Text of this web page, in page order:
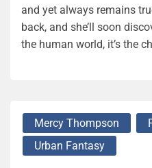
and yet always remains
back, and she’ll soon
the human world, it’s the
Mercy Thompson
Urban Fantasy